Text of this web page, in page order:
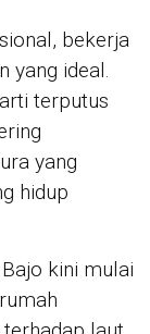
bekerja
yang ideal.
terputus
yang
hidup
kini mulai